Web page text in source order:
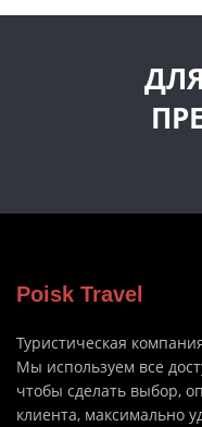
Poisk Travel
Туристическая
Мы используем все
чтобы сделать выбор,
клиента, максимально